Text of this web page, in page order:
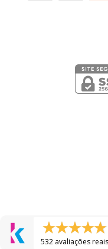
532 avaliações reais